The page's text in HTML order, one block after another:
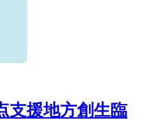
支援地方創生臨